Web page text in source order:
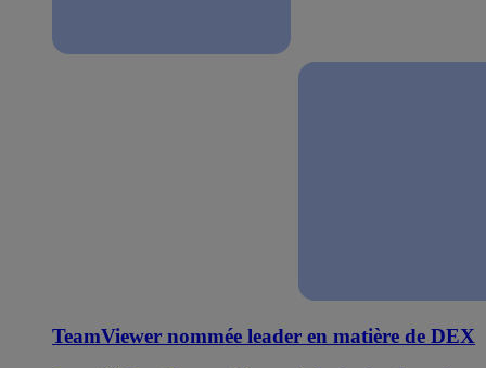
TeamViewer nommée leader en matière de DEX